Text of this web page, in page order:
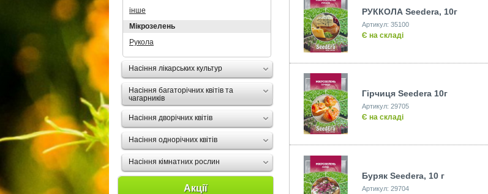
інше
Мікрозелень
Рукола
Насіння лікарських культур
Насіння багаторічних квітів та
чагарників
Насіння дворічних квітів
Насіння однорічних квітів
Насіння кімнатних рослин
Акції
РУККОЛА Seedеra, 10г
Артикул: 35100
Є на складі
Гірчиця Seedеra 10г
Артикул: 29705
Є на складі
Буряк Seedеra, 10 г
Артикул: 29704